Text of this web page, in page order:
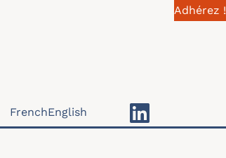
Adhérez !
FrenchEnglish